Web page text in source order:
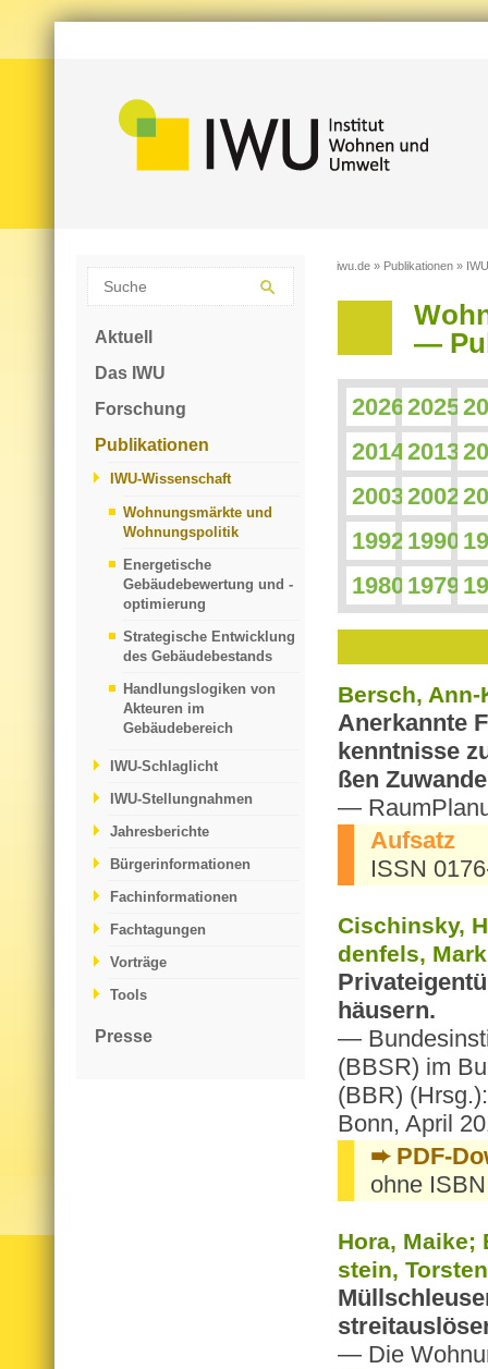
Aktuell
Das IWU
Forschung
Publikationen
IWU-Wissenschaft
Wohnungsmärkte und
Wohnungspolitik
Energetische
Gebäudebewertung und -
optimierung
Strategische Entwicklung
des Gebäudebestands
Handlungslogiken von
Akteuren im
Gebäudebereich
IWU-Schlaglicht
IWU-Stellungnahmen
Jahresberichte
Bürgerinformationen
Fachinformationen
Fachtagungen
Vorträge
Tools
Presse
iwu.de » Publikationen »
—
2026 2025
2014 2013
2003 2002
1992 1990
1980 1979
Bersch,
An­er­kann­te
kennt­nis­se
ßen
—
Auf­satz
ISSN
Cis­ch­in­sky,
den­fels,
häu­sern.
—
(BBSR) im
(BBR)
Bonn, April
➨ PDF-
ohne
Hora,
stein,
— Die